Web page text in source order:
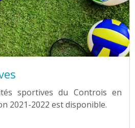
sportives du Controis en
2021-2022 est disponible.